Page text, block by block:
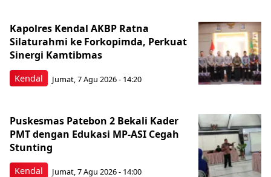
Kendal
Kapolres Kendal AKBP Ratna
Silaturahmi ke Forkopimda, Perkuat
Sinergi Kamtibmas
Jumat, 7 Agu 2026 - 14:20
Kendal
Puskesmas Patebon 2 Bekali Kader
PMT dengan Edukasi MP-ASI Cegah
Stunting
Jumat, 7 Agu 2026 - 14:00